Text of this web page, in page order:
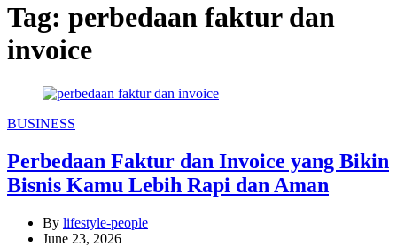
Tag: perbedaan faktur dan
invoice
Categories
BUSINESS
Perbedaan Faktur dan Invoice yang Bikin
Bisnis Kamu Lebih Rapi dan Aman
By lifestyle-people
June 23, 2026